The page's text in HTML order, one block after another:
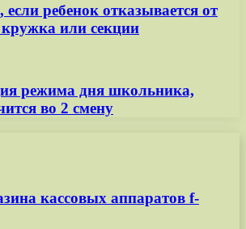
если ребенок отказывается от
или секции
режима дня школьника,
во 2 смену
кассовых аппаратов f-